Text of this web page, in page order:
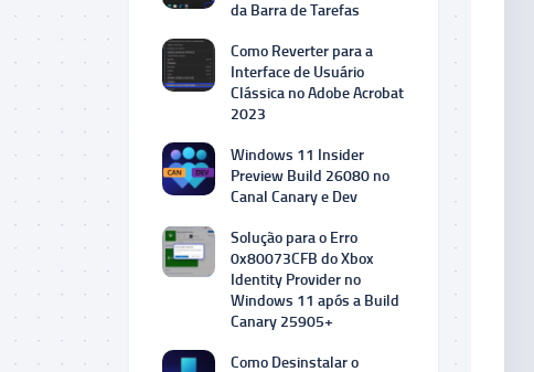
da Barra de Tarefas
Como Reverter para a
Interface de Usuário
Clássica no Adobe Acrobat
2023
Windows 11 Insider
Preview Build 26080 no
Canal Canary e Dev
Solução para o Erro
0x80073CFB do Xbox
Identity Provider no
Windows 11 após a Build
Canary 25905+
Como Desinstalar o